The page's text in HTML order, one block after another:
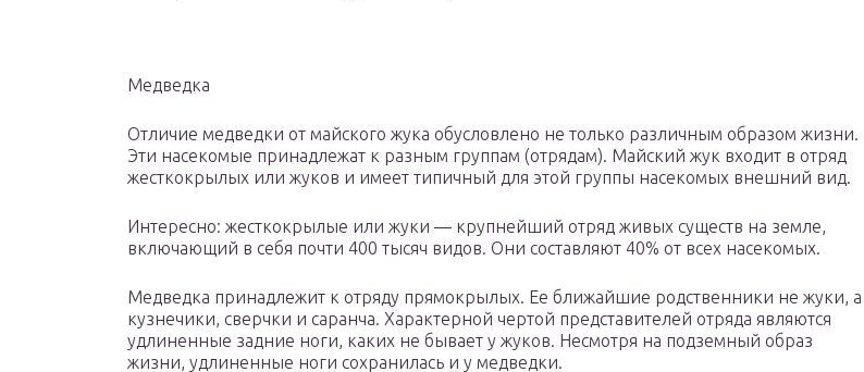
Медведка
Отличие медведки от майского жука обусловлено не только различным образом жизни.
Эти насекомые принадлежат к разным группам (отрядам). Майский жук входит в отряд
жесткокрылых или жуков и имеет типичный для этой группы насекомых внешний вид.
Интересно: жесткокрылые или жуки — крупнейший отряд живых существ на земле,
включающий в себя почти 400 тысяч видов. Они составляют 40% от всех насекомых.
Медведка принадлежит к отряду прямокрылых. Ее ближайшие родственники не жуки, а
кузнечики, сверчки и саранча. Характерной чертой представителей отряда являются
удлиненные задние ноги, каких не бывает у жуков. Несмотря на подземный образ
жизни, удлиненные ноги сохранилась и у медведки.